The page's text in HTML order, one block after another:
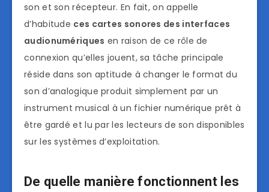
son et son récepteur. En fait, on appelle
d’habitude ces cartes sonores des interfaces
audionumériques en raison de ce rôle de
connexion qu’elles jouent, sa tâche principale
réside dans son aptitude à changer le format du
son d’analogique produit simplement par un
instrument musical à un fichier numérique prêt à
être gardé et lu par les lecteurs de son disponibles
sur les systèmes d’exploitation.
De quelle manière fonctionnent les